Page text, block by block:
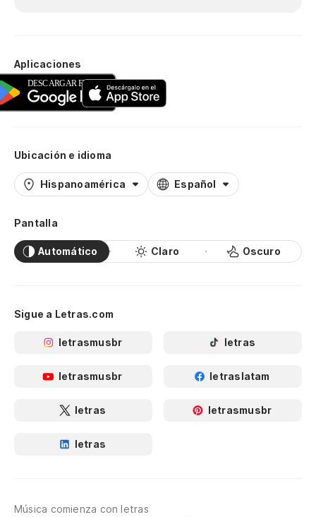
Aplicaciones
Ubicación e idioma
Hispanoamérica Español
Pantalla
Automático Claro Oscuro
Sigue a Letras.com
letrasmusbr letras
letrasmusbr letraslatam
letras letrasmusbr
letras
Música comienza con letras